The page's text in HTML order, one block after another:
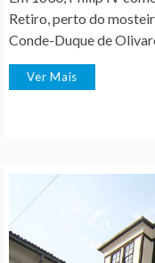
Retiro, perto do
Conde-Duque de
Ver Mais